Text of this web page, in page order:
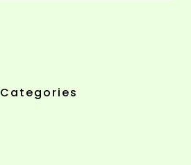
Categories